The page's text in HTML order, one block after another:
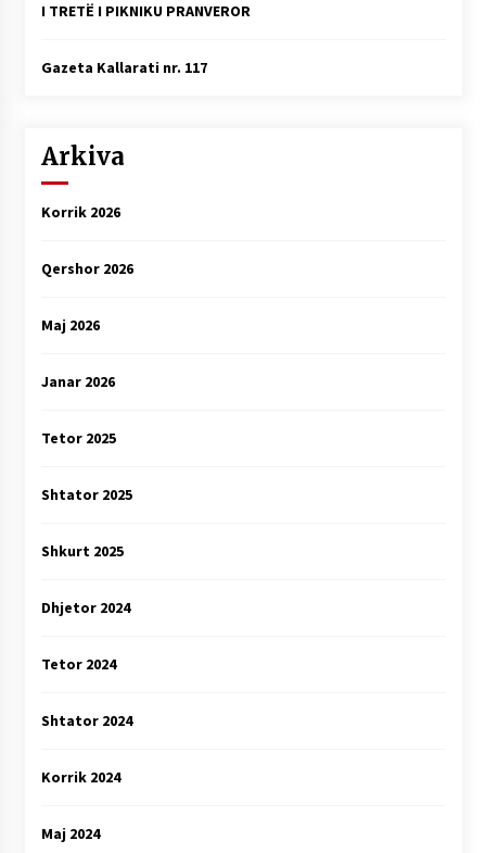
I TRETË I PIKNIKU PRANVEROR
Gazeta Kallarati nr. 117
Arkiva
Korrik 2026
Qershor 2026
Maj 2026
Janar 2026
Tetor 2025
Shtator 2025
Shkurt 2025
Dhjetor 2024
Tetor 2024
Shtator 2024
Korrik 2024
Maj 2024